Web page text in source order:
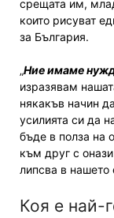
срещата им,
които рисуват
за България.
„Ние имаме
изразявам
някакъв начин
усилията си да
бъде в полза на
към друг с
липсва в
Коя е най-